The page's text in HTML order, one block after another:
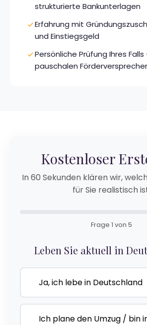
strukturierte Bankunterlagen
Erfahrung mit
und Einstiegsgeld
Persönliche Prüfung Ihres Falls
pauschalen
Kostenloser
In 60 Sekunden klären wir,
für Sie realistisch
Frage 1 von 5
Leben Sie aktuell in
Ja, ich lebe in Deutschland
Ich plane den Umzug / bin